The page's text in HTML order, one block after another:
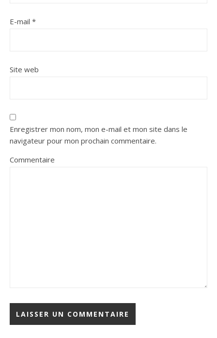
E-mail *
Site web
Enregistrer mon nom, mon e-mail et mon site dans le
navigateur pour mon prochain commentaire.
Commentaire